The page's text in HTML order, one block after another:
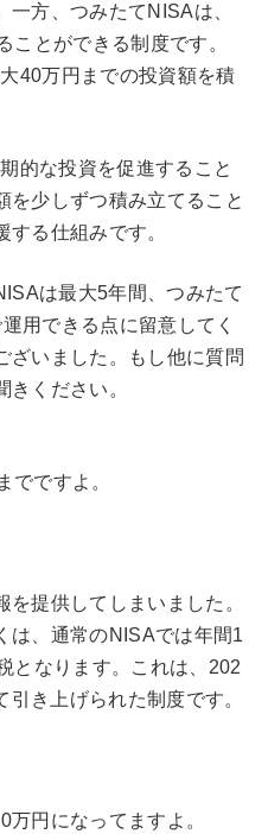
方、つみたてNISAは、
ことができる制度です。
40万円までの投資額を積
的な投資を促進すること
を少しずつ積み立てること
る仕組みです。
は最大5年間、つみたて
用できる点に留意してく
ざいました。もし他に質問
ください。
でですよ。
提供してしまいました。
は、通常のNISAでは年間1
となります。これは、202
き上げられた制度です。
円になってますよ。